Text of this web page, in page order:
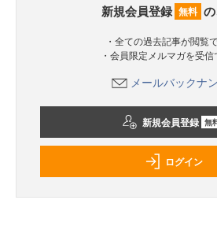
新規会員登録 無料
・全ての過去記事が閲覧
・会員限定メルマガを受
メールバックナ
新規会員登録 無
ログイン